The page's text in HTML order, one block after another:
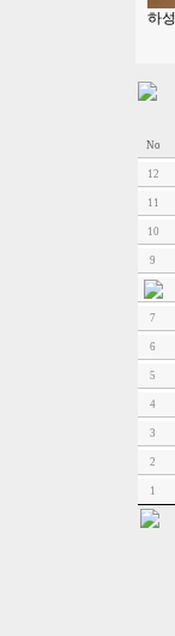
하
No
12
11
10
9
7
6
5
4
3
2
1